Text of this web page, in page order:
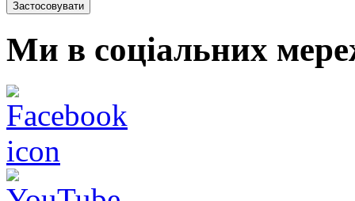
Ми в соціальних